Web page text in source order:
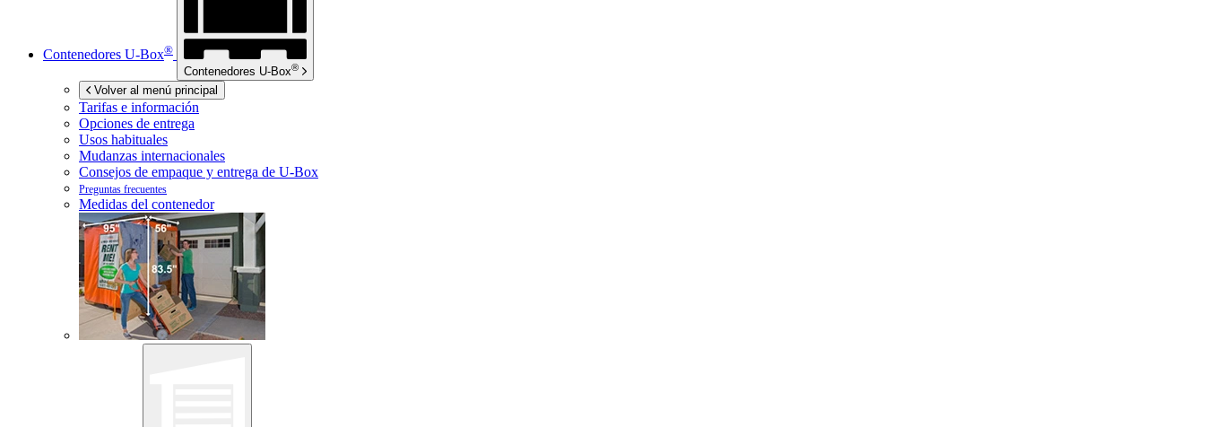
Contenedores U-Box®
Contenedores U-Box®
Volver al menú principal
Tarifas e información
Opciones de entrega
Usos habituales
Mudanzas internacionales
Consejos de empaque y entrega de U-Box
Preguntas frecuentes
Medidas del contenedor